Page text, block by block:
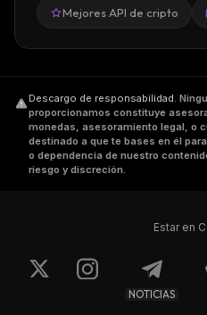
Mejores API de cripto
Descargo de responsabilidad.
proporcionamos constituye
monedas, asesoramiento legal, o
destinado a que te bases en él
o dependencia de nuestro
riesgo y discreción.
Estar en
NOTICIAS